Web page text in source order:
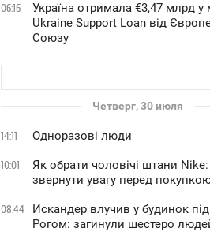
06:16
Україна отримала €3,47 млрд у
Ukraine Support Loan від
Союзу
Четверг, 30 июля
14:11 Одноразові люди
10:01
Як обрати чоловічі штани
звернути увагу перед
08:44
Искандер влучив у будинок
Рогом: загинули шестеро